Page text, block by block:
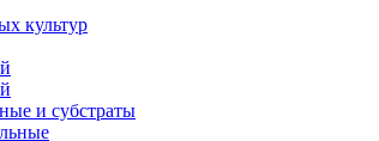
культур
и субстраты